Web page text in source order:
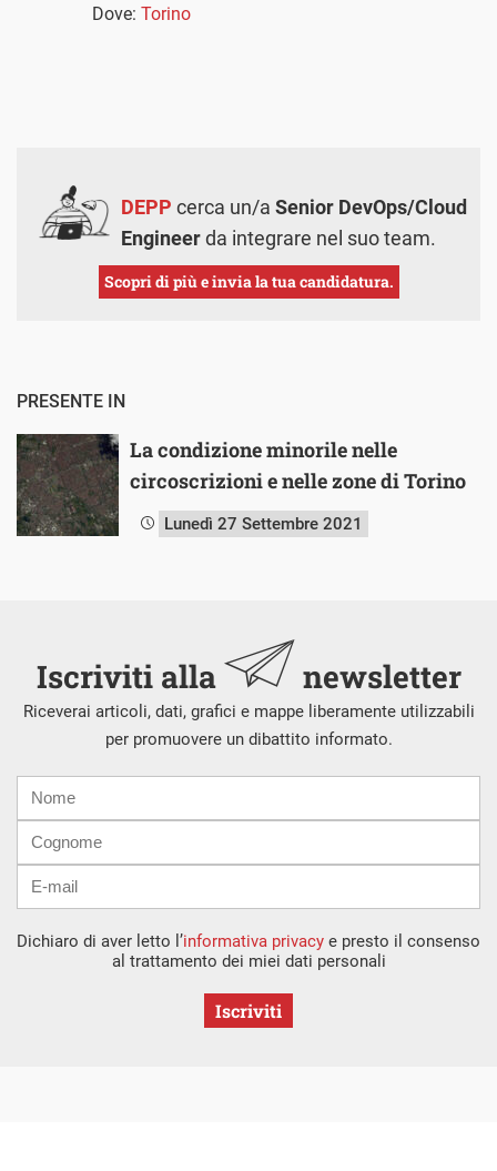
Dove: Torino
DEPP cerca un/a Senior DevOps/Cloud
Engineerda integrare nel suo team.
Scopri di più e invia la tua candidatura.
PRESENTE IN
La condizione minorile nelle
circoscrizioni e nelle zone di Torino
Lunedì 27 Settembre 2021
Iscriviti alla newsletter
Riceverai articoli, dati, grafici e mappe liberamente utilizzabili
per promuovere un dibattito informato.
mail
Dichiaro di aver letto l’informativa privacy e presto il consenso
al trattamento dei miei dati personali
Iscriviti